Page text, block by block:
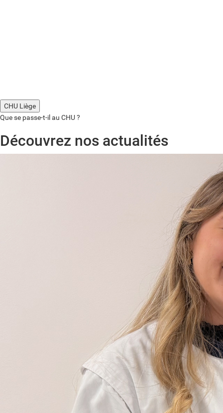
CHU Liège
Que se passe-t-il au CHU ?
Découvrez nos actualités